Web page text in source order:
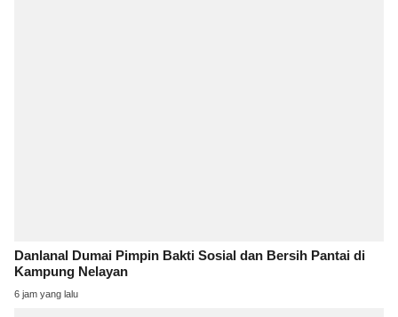
Danlanal Dumai Pimpin Bakti Sosial dan Bersih Pantai di
Kampung Nelayan
6 jam yang lalu